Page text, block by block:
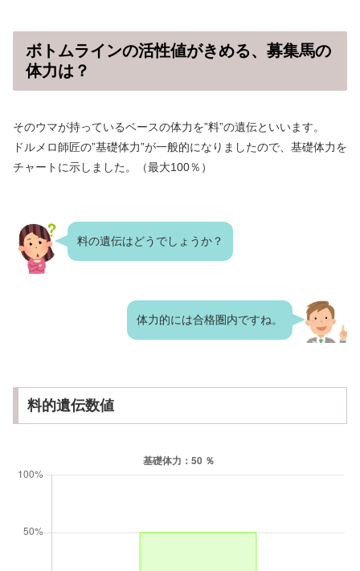
ボトムラインの活性値がきめる、募集馬の
体力は？
そのウマが持っているベースの体力を”料”の遺伝といいます。
ドルメロ師匠の”基礎体力”が一般的になりましたので、基礎体力を
チャートに示しました。（最大100％）
料の遺伝はどうでしょうか？
体力的には合格圏内ですね。
料的遺伝数値